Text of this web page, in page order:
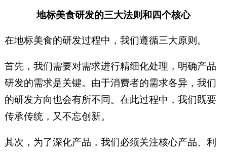
地标美食研发的三大法则和四个核心
在地标美食的研发过程中，我们遵循三大原则。
首先，我们需要对需求进行精细化处理，明确产品
研发的需求是关键。由于消费者的需求各异，我们
的研发方向也会有所不同。在此过程中，我们既要
传承传统，又不忘创新。
其次，为了深化产品，我们必须关注核心产品、利